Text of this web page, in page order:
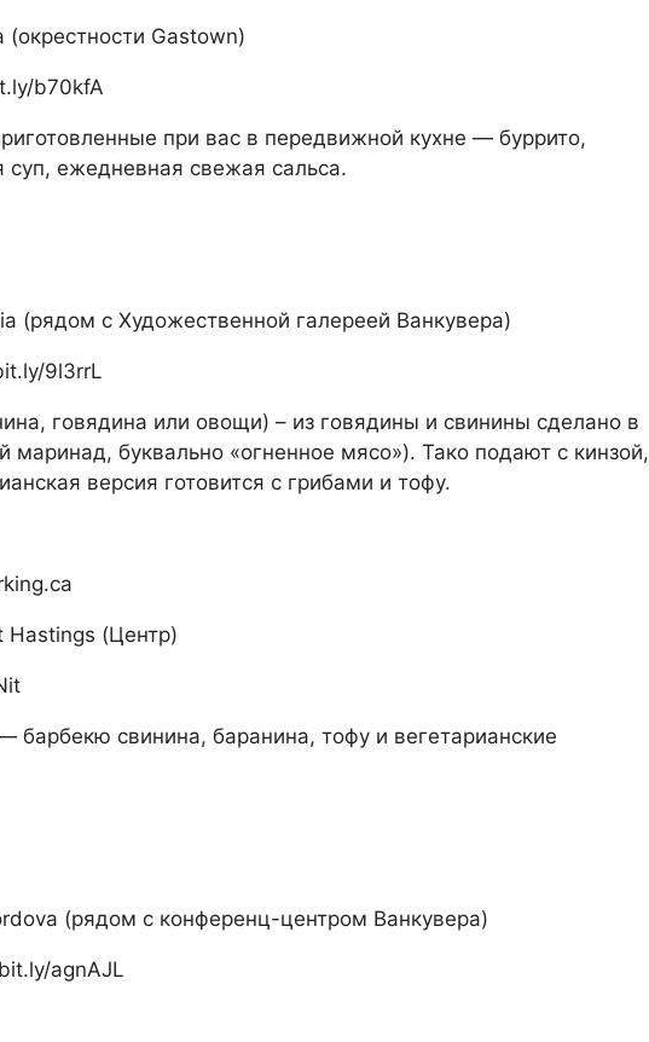
Gastown)
b70kfA
при вас в передвижной кухне — буррито,
суп, ежедневная свежая сальса.
(рядом с Художественной галереей Ванкувера)
9l3rrL
говядина или овощи) – из говядины и свинины сделано в
маринад, буквально «огненное мясо»). Тако подают с кинзой,
версия готовится с грибами и тофу.
(Центр)
свинина, баранина, тофу и вегетарианские
(рядом с конференц-центром Ванкувера)
agnAJL